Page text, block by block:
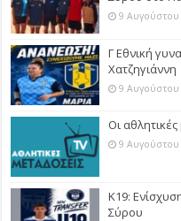
9 Αυγούστου
Γ Εθνική
Χατζηγιάννη
9 Αυγούστου
Οι
9 Αυγούστου
Κ19:
Σύρου